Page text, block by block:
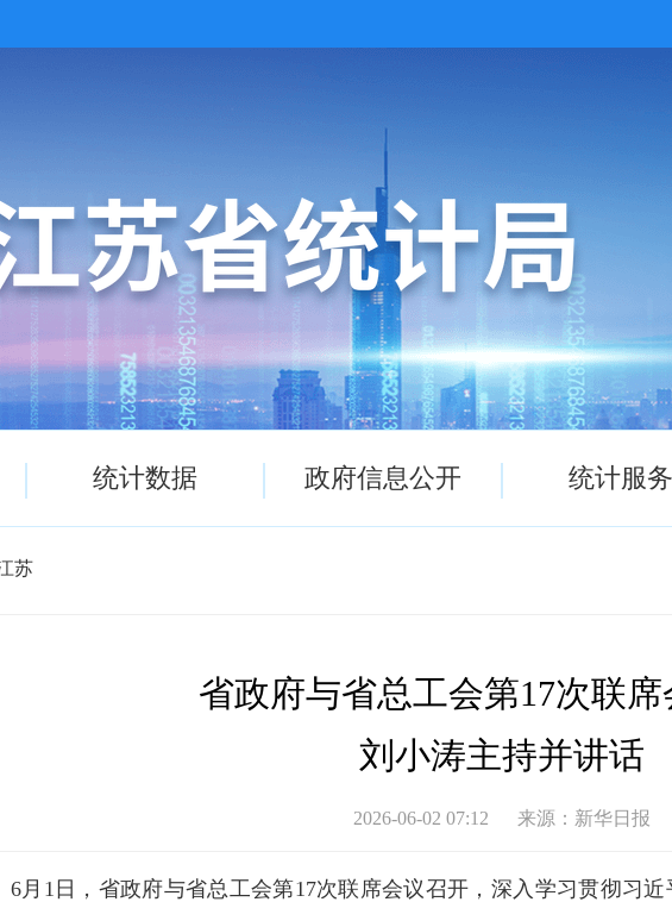
统计数据 政府信息公开 统计服务
苏
省政府与省总工会第17次联
刘小涛主持并讲话
2026-06-02 07:12 来源： 新华日报
6月1日，省政府与省总工会第17次联席会议召开，深入学习贯彻习